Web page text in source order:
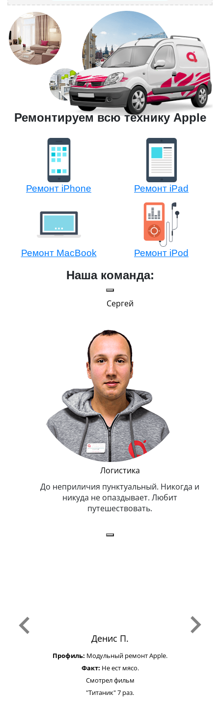
Ремонтируем всю технику Apple
Ремонт iPhone Ремонт iPad
Ремонт MacBook Ремонт iPod
Наша команда:
Сергей
Логистика
До неприличия пунктуальный. Никогда и
никуда не опаздывает. Любит
путешествовать.
Денис П.
Профиль: Модульный ремонт Apple.
Факт: Не ест мясо.
Смотрел фильм
"Титаник" 7 раз.